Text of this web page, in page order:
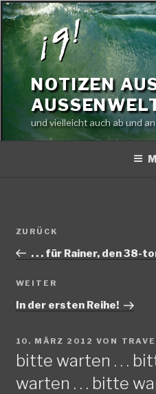
Zum
Inhalt
springen
NOTIZEN
und vielleicht auch ab und
Beitragsnavigation
Vorheriger
Beitrag
ZURÜCK
. . . für Rainer, den 38-
Nächster
Beitrag
WEITER
In der ersten Reihe!
VERÖFFENTLICHT
AM
10. MÄRZ 2012 VON
bitte warten . . .
warten . . . bitte